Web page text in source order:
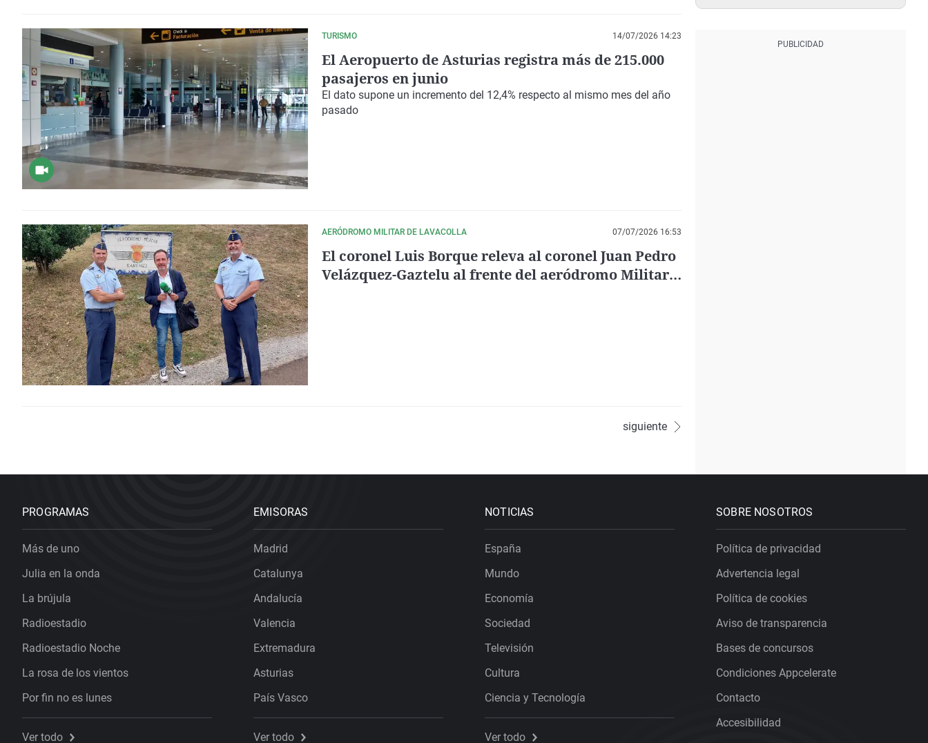
TURISMO 14/07/2026 14:23
El Aeropuerto de Asturias registra más de 215.000
pasajeros en junio
El dato supone un incremento del 12,4% respecto al mismo mes del año
pasado
AERÓDROMO MILITAR DE LAVACOLLA 07/07/2026 16:53
El coronel Luis Borque releva al coronel Juan Pedro
Velázquez-Gaztelu al frente del aeródromo Militar
siguiente
PROGRAMAS
Más de uno
Julia en la onda
La brújula
Radioestadio
Radioestadio Noche
La rosa de los vientos
Por fin no es lunes
Ver todo
EMISORAS
Madrid
Catalunya
Andalucía
Valencia
Extremadura
Asturias
País Vasco
Ver todo
NOTICIAS
España
Mundo
Economía
Sociedad
Televisión
Cultura
Ciencia y Tecnología
Ver todo
SOBRE NOSOTROS
Política de privacidad
Advertencia legal
Política de cookies
Aviso de transparencia
Bases de concursos
Condiciones Appcelerate
Contacto
Accesibilidad